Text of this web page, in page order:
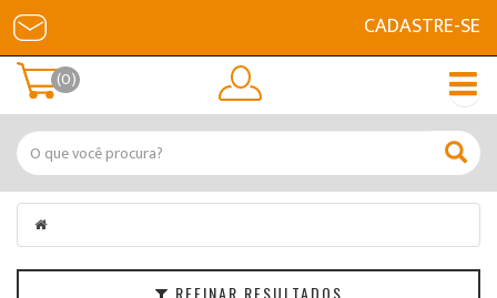
CADASTRE-SE
(0)
REFINAR RESULTADOS
Filtrar
Categorias
Marcas
Faixa